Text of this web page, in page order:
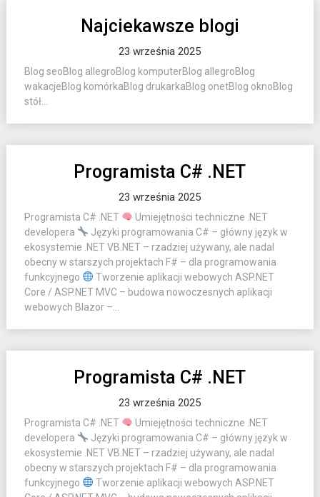
Najciekawsze blogi
23 września 2025
Blog seoBlog allegroBlog komputerBlog allegroBlog
wakacjeBlog komórkaBlog drukarkaBlog onetBlog oknoBlog
stół...
Programista C# .NET
23 września 2025
Programista C# .NET
Umiejętności techniczne .NET
developera
Języki programowania C# – główny język w
ekosystemie .NET VB.NET – rzadziej używany, ale nadal
obecny w starszych projektach F# – dla programowania
funkcyjnego
Tworzenie aplikacji webowych ASP.NET
Core / ASP.NET MVC – budowa nowoczesnych aplikacji
webowych Blazor –...
Programista C# .NET
23 września 2025
Programista C# .NET
Umiejętności techniczne .NET
developera
Języki programowania C# – główny język w
ekosystemie .NET VB.NET – rzadziej używany, ale nadal
obecny w starszych projektach F# – dla programowania
funkcyjnego
Tworzenie aplikacji webowych ASP.NET